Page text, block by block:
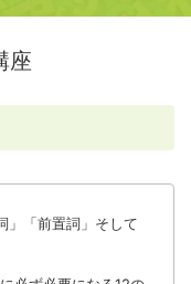
座
」「前置詞」そして